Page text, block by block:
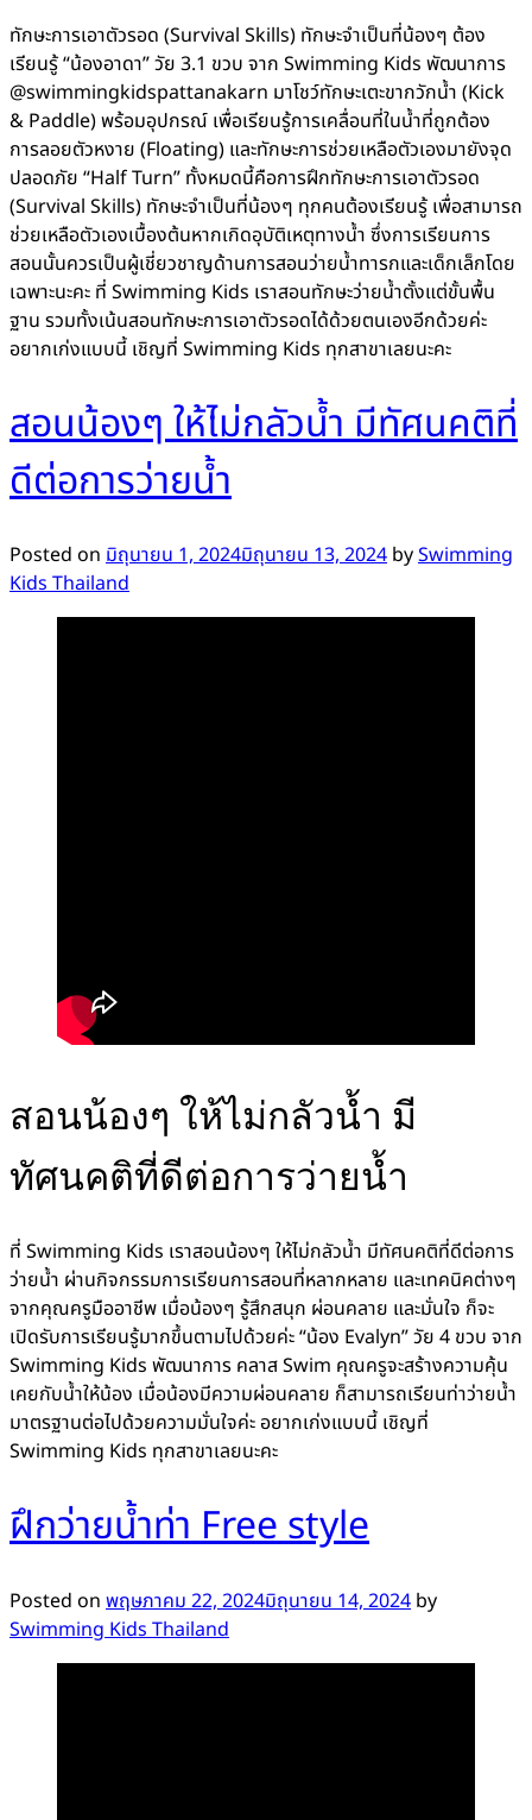
ทักษะการเอาตัวรอด (Survival Skills) ทักษะจำเป็นที่น้องๆ ต้อง
เรียนรู้ “น้องอาดา” วัย 3.1 ขวบ จาก Swimming Kids พัฒนาการ
@swimmingkidspattanakarn มาโชว์ทักษะเตะขากวักน้ำ (Kick
& Paddle) พร้อมอุปกรณ์ เพื่อเรียนรู้การเคลื่อนที่ในน้ำที่ถูกต้อง
การลอยตัวหงาย (Floating) และทักษะการช่วยเหลือตัวเองมายังจุด
ปลอดภัย “Half Turn” ทั้งหมดนี้คือการฝึกทักษะการเอาตัวรอด
(Survival Skills) ทักษะจำเป็นที่น้องๆ ทุกคนต้องเรียนรู้ เพื่อสามารถ
ช่วยเหลือตัวเองเบื้องต้นหากเกิดอุบัติเหตุทางน้ำ ซึ่งการเรียนการ
สอนนั้นควรเป็นผู้เชี่ยวชาญด้านการสอนว่ายน้ำทารกและเด็กเล็กโดย
เฉพาะนะคะ ที่ Swimming Kids เราสอนทักษะว่ายน้ำตั้งแต่ขั้นพื้น
ฐาน รวมทั้งเน้นสอนทักษะการเอาตัวรอดได้ด้วยตนเองอีกด้วยค่ะ
อยากเก่งแบบนี้ เชิญที่ Swimming Kids ทุกสาขาเลยนะคะ
สอนน้องๆ ให้ไม่กลัวน้ำ มีทัศนคติที่
ดีต่อการว่ายน้ำ
Posted on มิถุนายน 1, 2024มิถุนายน 13, 2024 bySwimming
Kids Thailand
สอนน้องๆ ให้ไม่กลัวน้ำ มี
ทัศนคติที่ดีต่อการว่ายน้ำ
ที่ Swimming Kids เราสอนน้องๆ ให้ไม่กลัวน้ำ มีทัศนคติที่ดีต่อการ
ว่ายน้ำ ผ่านกิจกรรมการเรียนการสอนที่หลากหลาย และเทคนิคต่างๆ
จากคุณครูมืออาชีพ เมื่อน้องๆ รู้สึกสนุก ผ่อนคลาย และมั่นใจ ก็จะ
เปิดรับการเรียนรู้มากขึ้นตามไปด้วยค่ะ “น้อง Evalyn” วัย 4 ขวบ จาก
Swimming Kids พัฒนาการ คลาส Swim คุณครูจะสร้างความคุ้น
เคยกับน้ำให้น้อง เมื่อน้องมีความผ่อนคลาย ก็สามารถเรียนท่าว่ายน้ำ
มาตรฐานต่อไปด้วยความมั่นใจค่ะ อยากเก่งแบบนี้ เชิญที่
Swimming Kids ทุกสาขาเลยนะคะ
ฝึกว่ายน้ำท่า Free style
Posted on พฤษภาคม 22, 2024มิถุนายน 14, 2024 by
Swimming Kids Thailand